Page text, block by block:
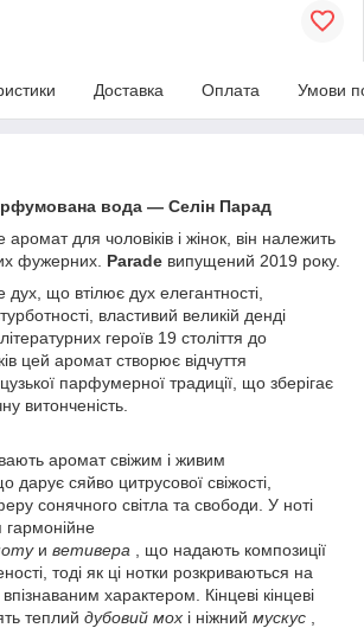
Доставка Оплата Умови
вода — Селін Парад
для чоловіків і жінок, він належить
фужерних. Parade випущений 2019 року.
що втілює дух елегантності,
властивий великій денді
героїв 19 століття до
цей аромат створює відчуття
парфумерної традиції, що зберігає
витонченість.
аромат свіжим і живим
дарує сяйво цитрусової свіжості,
сонячного світла та свободи. У ноті
гармонійне
и ветивера , що надають композиції
тоді як ці нотки розкриваються на
характером. Кінцеві кінцеві
теплий дубовий мох і ніжний мускус